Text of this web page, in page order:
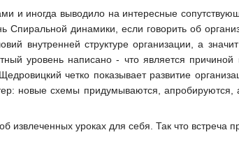
и иногда выводило на интересные
Спиральной динамики, если говорить об
внутренней структуре организации, а
уровень написано - что является
четко показывает развитие
новые схемы придумываются,
извлеченных уроках для себя. Так что встреча